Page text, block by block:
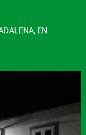
EN